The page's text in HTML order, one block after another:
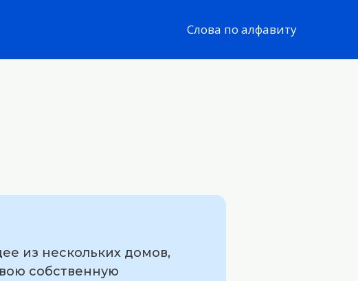
Слова по алфавиту
из нескольких домов,
собственную